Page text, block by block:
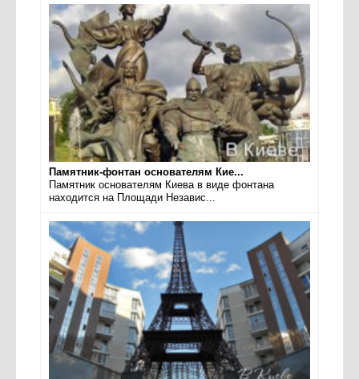
Памятник-фонтан основателям Кие...
Памятник основателям Киева в виде фонтана
находится на Площади Независ...